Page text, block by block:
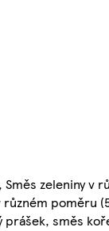
Směs zeleniny v
poměru
směs